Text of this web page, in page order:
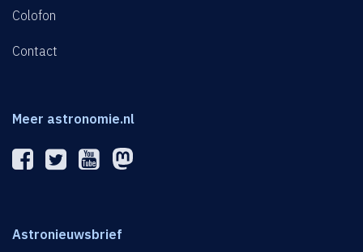
Colofon
Contact
Meer astronomie.nl
Astronieuwsbrief